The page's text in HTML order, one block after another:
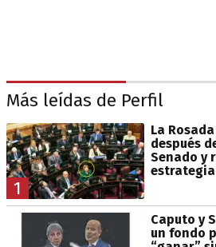
Más leídas de Perfil
1
La
después
Senado y
estrategia
Caputo y
un fondo